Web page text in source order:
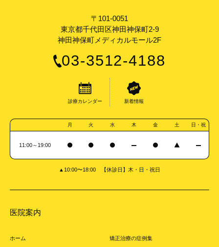
〒101-0051
東京都千代田区神田神保町2-9
神田神保町メディカルモール2F
03-3512-4188
診療カレンダー 新着情報
月 火 水 木 金 土 日・祝
11:00～19:00
▲10:00〜18:00 【休診日】木・日・祝日
医院案内
ホーム 矯正治療の症例集